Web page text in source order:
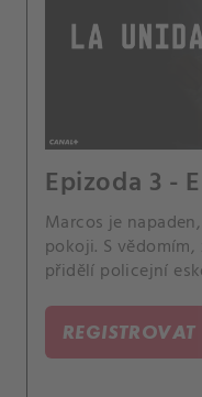
Epizoda 3 -
Marcos je
pokoji. S
přidělí policejní
krtek.
REGISTROVAT